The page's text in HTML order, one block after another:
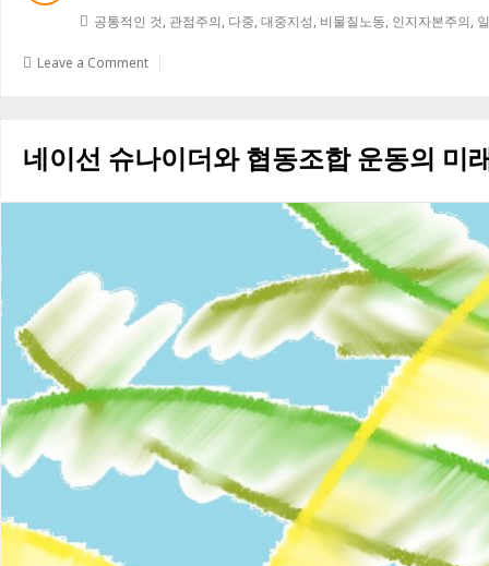
머
을
위
섯
가
원
리
공통적인 것, 관점주의, 다중,대중지성, 비물질노동, 인지자본주의,
Leave a Comment
네이선 슈나이더와 협동조합 운동의 미